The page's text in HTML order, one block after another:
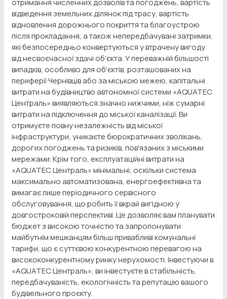
отримання численних дозволів та погоджень, вартість
відведення земельних ділянок під трасу, вартість
відновлення дорожнього покриття та благоустрою
після прокладання, а також непередбачувані затримки,
які безпосередньо конвертуються у втрачену вигоду
від несвоєчасної здачі об'єкта. У переважній більшості
випадків, особливо для об'єктів, розташованих на
периферії Чернівців або за міською межею, капітальні
витрати на будівництво автономної системи «AQUATEC
Централь» виявляються значно нижчими, ніж сумарні
витрати на підключення до міської каналізації. Ви
отримуєте повну незалежність від міської
інфраструктури, уникаєте бюрократичних зволікань,
дорогих погоджень та ризиків, пов'язаних з міськими
мережами. Крім того, експлуатаційні витрати на
«AQUATEC Централь» мінімальні, оскільки система
максимально автоматизована, енергоефективна та
вимагає лише періодичного сервісного
обслуговування, що робить її вкрай вигідною у
довгостроковій перспективі. Це дозволяє вам планувати
бюджет з високою точністю та запропонувати
майбутнім мешканцям більш привабливі комунальні
тарифи, що є суттєвою конкурентною перевагою на
висококонкурентному ринку нерухомості. Інвестуючи в
«AQUATEC Централь», ви інвестуєте в стабільність,
передбачуваність, екологічність та репутацію вашого
будівельного проєкту.